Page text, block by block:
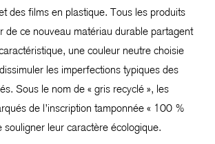
des films en plastique. Tous les produits
de ce nouveau matériau durable partagent
une couleur neutre choisie
les imperfections typiques des
Sous le nom de « gris recyclé », les
de l’inscription tamponnée « 100 %
souligner leur caractère écologique.